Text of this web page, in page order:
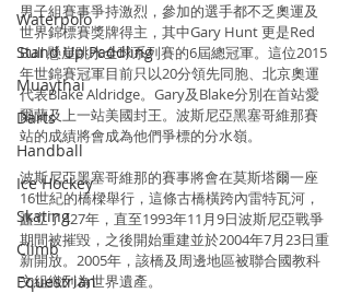
Waterpolo
Stand Up Paddling
Muaythai
Darts
Handball
Ice Hockey
Skating
Climb
Equestrian
男子組賽事爭持激烈，參加的選手都不乏奧運及
世界錦標賽獎牌得主，其中Gary Hunt 更是Red
Bull 懸崖跳水全球系列賽的6屆總冠軍。這位2015
年世錦賽冠軍目前只以20分領先同胞、北京奧運
代表Blake Aldridge。Gary及Blake分別在首站愛
爾蘭及上一站美國封王。波斯尼亞黑塞哥維那賽
站的成績將會成為他們爭標的分水嶺。
波斯尼亞黑塞哥維那的賽事將會在莫斯塔爾一座
16世紀的橋樑舉行，這條古橋橫跨內雷特瓦河，
矗立了427年，直至1993年11月9日波斯尼亞戰爭
期間被摧毀，之後開始重建並於2004年7月23日重
新開放。2005年，該橋及周邊地區被聯合國教科
文組織列為世界遺產。